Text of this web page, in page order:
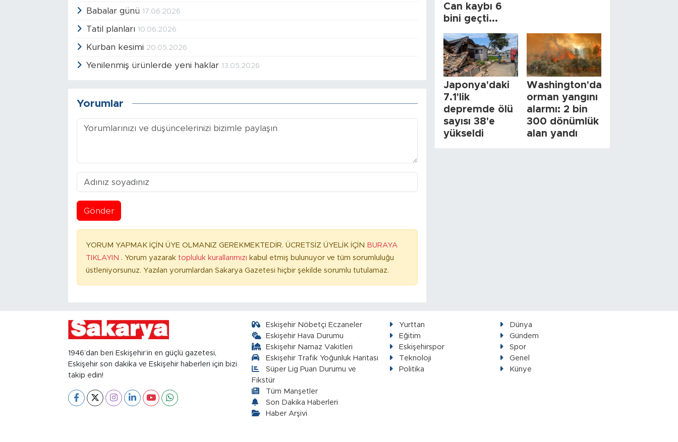
Babalar günü 17.06.2026
Tatil planları 10.06.2026
Kurban kesimi 20.05.2026
Yenilenmiş ürünlerde yeni haklar 13.05.2026
Yorumlar
Gönder
YORUM YAPMAK İÇİN ÜYE OLMANIZ GEREKMEKTEDİR. ÜCRETSİZ ÜYELİK İÇİN BURAYA
TIKLAYIN . Yorum yazarak topluluk kurallarımızı kabul etmiş bulunuyor ve tüm sorumluluğu
üstleniyorsunuz. Yazılan yorumlardan Sakarya Gazetesi hiçbir şekilde sorumlu tutulamaz.
Can kaybı 6
bini geçti...
Japonya'daki
7.1'lik
depremde ölü
sayısı 38'e
yükseldi
Washington'da
orman yangını
alarmı: 2 bin
300 dönümlük
alan yandı
1946’dan beri Eskişehir’in en güçlü gazetesi,
Eskişehir son dakika ve Eskişehir haberleri için bizi
takip edin!
Eskişehir Nöbetçi Eczaneler
Eskişehir Hava Durumu
Eskişehir Namaz Vakitleri
Eskişehir Trafik Yoğunluk Haritası
Süper Lig Puan Durumu ve
Fikstür
Tüm Manşetler
Son Dakika Haberleri
Haber Arşivi
Yurttan
Dünya
Eğitim
Gündem
Eskişehirspor
Spor
Teknoloji
Genel
Politika
Künye